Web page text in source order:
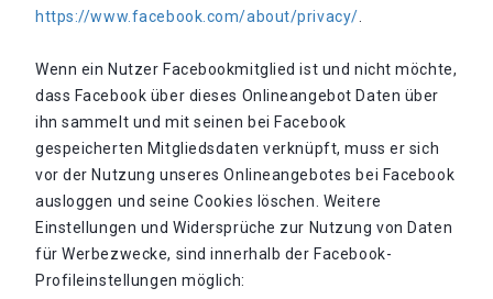
https://www.facebook.com/about/privacy/
Wenn ein Nutzer Facebookmitglied ist und nicht möchte,
dass Facebook über dieses Onlineangebot Daten über
ihn sammelt und mit seinen bei Facebook
gespeicherten Mitgliedsdaten verknüpft, muss er sich
vor der Nutzung unseres Onlineangebotes bei Facebook
ausloggen und seine Cookies löschen. Weitere
Einstellungen und Widersprüche zur Nutzung von Daten
für Werbezwecke, sind innerhalb der Facebook-
Profileinstellungen möglich: